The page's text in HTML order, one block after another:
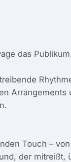
das
Arrangements
Touch –
der mitreißt,